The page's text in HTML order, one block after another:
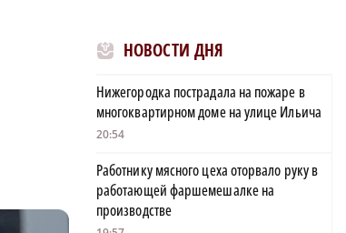
НОВОСТИ ДНЯ
Нижегородка пострадала на пожаре в
многоквартирном доме на улице Ильича
20:54
Работнику мясного цеха оторвало руку в
работающей фаршемешалке на
производстве